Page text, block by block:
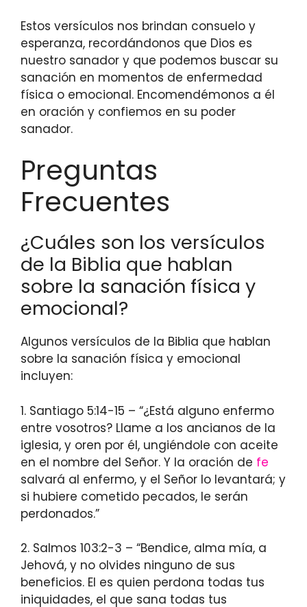
Estos versículos nos brindan consuelo y
esperanza, recordándonos que Dios es
nuestro sanador y que podemos buscar su
sanación en momentos de enfermedad
física o emocional. Encomendémonos a él
en oración y confiemos en su poder
sanador.
Preguntas
Frecuentes
¿Cuáles son los versículos
de la Biblia que hablan
sobre la sanación física y
emocional?
Algunos versículos de la Biblia que hablan
sobre la sanación física y emocional
incluyen:
1. Santiago 5:14-15 – “¿Está alguno enfermo
entre vosotros? Llame a los ancianos de la
iglesia, y oren por él, ungiéndole con aceite
en el nombre del Señor. Y la oración de fe
salvará al enfermo, y el Señor lo levantará; y
si hubiere cometido pecados, le serán
perdonados.”
2. Salmos 103:2-3 – “Bendice, alma mía, a
Jehová, y no olvides ninguno de sus
beneficios. El es quien perdona todas tus
iniquidades, el que sana todas tus